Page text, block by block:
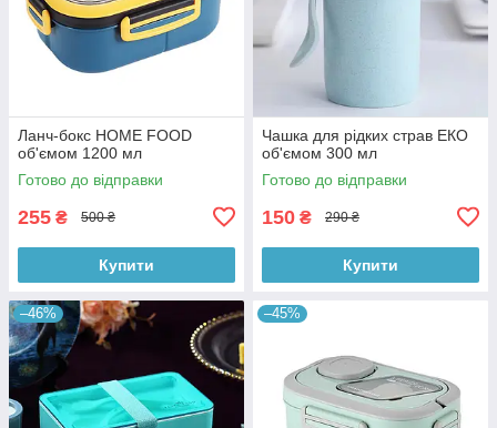
Ланч-бокс HOME FOOD
об'ємом 1200 мл
Готово до відправки
255 ₴ 500 ₴
Купити
Чашка для рідких страв ЕКО
об'ємом 300 мл
Готово до відправки
150 ₴ 290 ₴
Купити
–46% –45%